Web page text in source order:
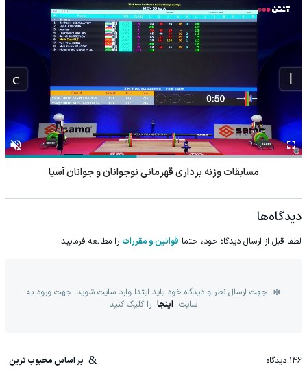
مسابقات وزنه برداری قهرمانی نوجوانان و جوانان آسیا
دیدگاه‌ها
لطفا قبل از ارسال دیدگاه خود، حتما قوانین و مقررات را مطالعه فرمایید.
جهت ارسال نظر و دیدگاه خود باید ابتدا وارد سایت شوید. جهت ورود به
سایت اینجا را کلیک کنید
146 دیدگاه بر اساس محبوب ترین